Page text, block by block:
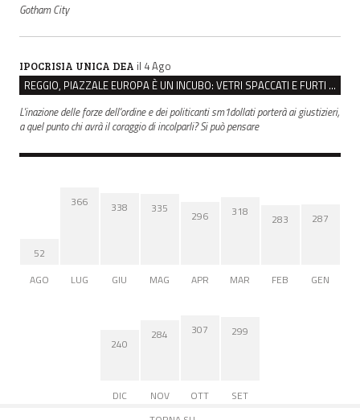
Gotham City
IPOCRISIA UNICA DEA il 4 Ago
REGGIO, PIAZZALE EUROPA È UN INCUBO: VETRI SPACCATI E FURTI SULLE AUTO IN SOSTA
L'inazione delle forze dell'ordine e dei politicanti sm1dollati porterà ai giustizieri,
a quel punto chi avrà il coraggio di incolparli? Si può pensare
52
AGO
366
LUG
338
GIU
335
MAG
296
APR
318
MAR
283
FEB
287
GEN
240
DIC
284
NOV
307
OTT
299
SET